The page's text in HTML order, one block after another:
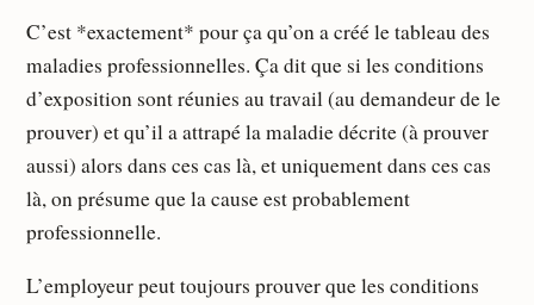
C’est *exactement* pour ça qu’on a créé le tableau des
maladies professionnelles. Ça dit que si les conditions
d’exposition sont réunies au travail (au demandeur de le
prouver) et qu’il a attrapé la maladie décrite (à prouver
aussi) alors dans ces cas là, et uniquement dans ces cas
là, on présume que la cause est probablement
professionnelle.
L’employeur peut toujours prouver que les conditions